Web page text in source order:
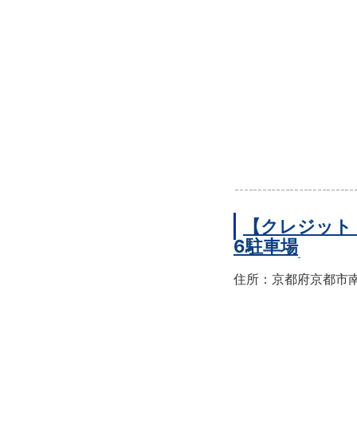
【クレジッ
6駐車場
住所：京都府京都市